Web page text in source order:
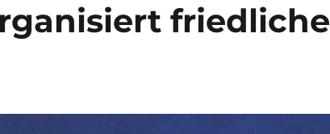
friedliche